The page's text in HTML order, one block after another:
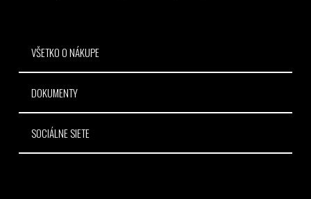
VŠETKO O NÁKUPE
DOKUMENTY
SOCIÁLNE SIETE